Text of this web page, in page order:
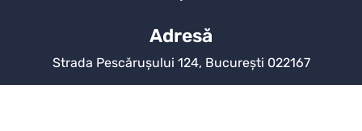
Adresă
Strada Pescărușului 124, București 022167